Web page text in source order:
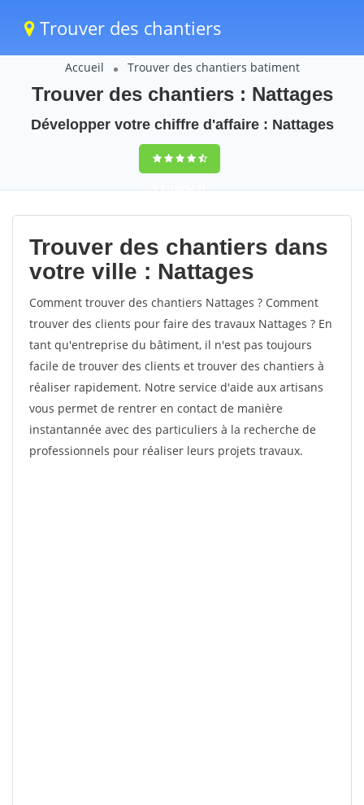
Trouver des chantiers
Accueil Trouver des chantiers batiment
Trouver des chantiers : Nattages
Développer votre chiffre d'affaire : Nattages
9,5(100%)41
votes
Trouver des chantiers dans
votre ville : Nattages
Comment trouver des chantiers Nattages ? Comment
trouver des clients pour faire des travaux Nattages ? En
tant qu'entreprise du bâtiment, il n'est pas toujours
facile de trouver des clients et trouver des chantiers à
réaliser rapidement. Notre service d'aide aux artisans
vous permet de rentrer en contact de manière
instantannée avec des particuliers à la recherche de
professionnels pour réaliser leurs projets travaux.